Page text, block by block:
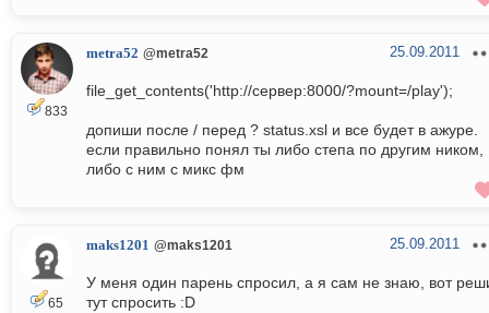
833
metra52 @metra52 25.09.2011
file_get_contents('http://сервер:8000/?mount=/play');
допиши после / перед ? status.xsl и все будет в ажуре.
если правильно понял ты либо степа по другим ником,
либо с ним с микс фм
65
maks1201 @maks1201 25.09.2011
У меня один парень спросил, а я сам не знаю, вот
тут спросить :D